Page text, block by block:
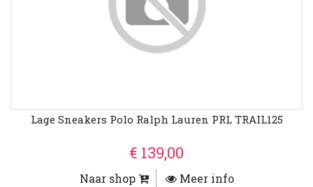
Lage Sneakers Polo Ralph Lauren PRL TRAIL125
€ 139,00
Naar shop Meer info